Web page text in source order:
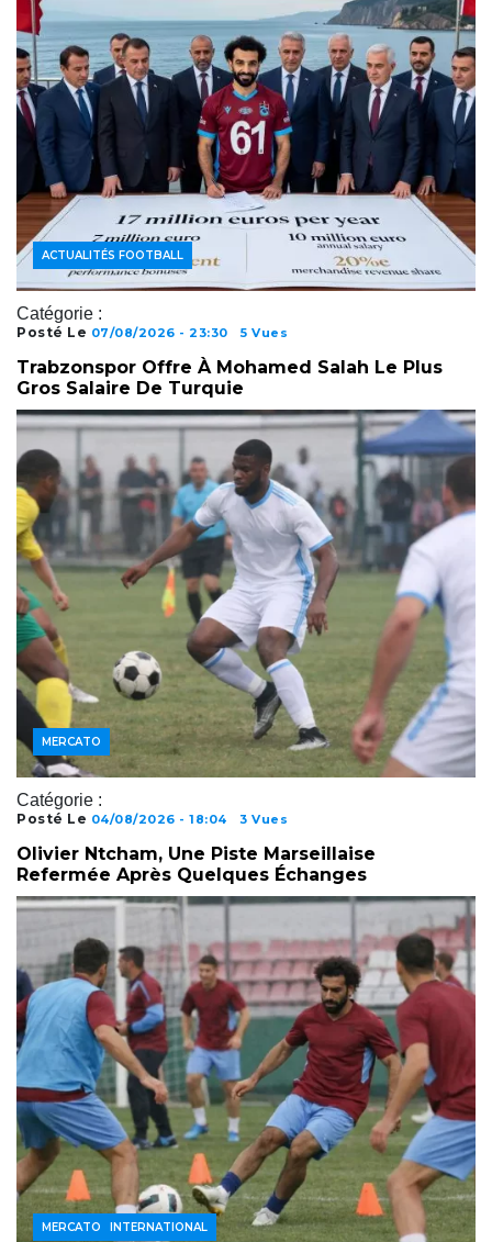
Catégorie :
ACTUALITÉS FOOTBALL
Posté Le 07/08/2026 - 23:30 5 Vues
Trabzonspor Offre À Mohamed Salah Le Plus
Gros Salaire De Turquie
Catégorie :
MERCATO
Posté Le 04/08/2026 - 18:04 3 Vues
Olivier Ntcham, Une Piste Marseillaise
Refermée Après Quelques Échanges
FOOTBALL INTERNATIONAL
MERCATO